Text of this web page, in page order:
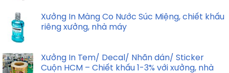
Xưởng In Màng Co Nước Súc Miệng, chiết khấu
riêng xưởng, nhà máy
Xưởng In Tem/ Decal/ Nhãn dán/ Sticker
Cuộn HCM – Chiết khấu 1-3% với xưởng, nhà